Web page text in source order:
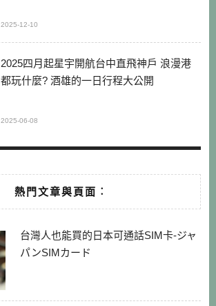
2025-12-10
2025四月起星宇開航台中直飛神戶 浪漫港
都玩什麼? 酒雄的一日行程大公開
2025-06-08
熱門文章與頁面︰
台灣人也能買的日本可通話SIM卡-ジャ
パンSIMカード